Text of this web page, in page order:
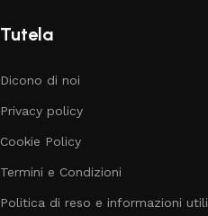
Tutela
Dicono di noi
Privacy policy
Cookie Policy
Termini e Condizioni
Politica di reso e informazioni utili